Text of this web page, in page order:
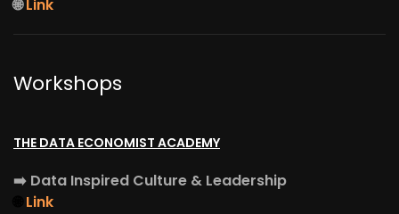
🌐Link
Workshops
THE DATA ECONOMIST ACADEMY
➡️ Data Inspired Culture & Leadership
Link